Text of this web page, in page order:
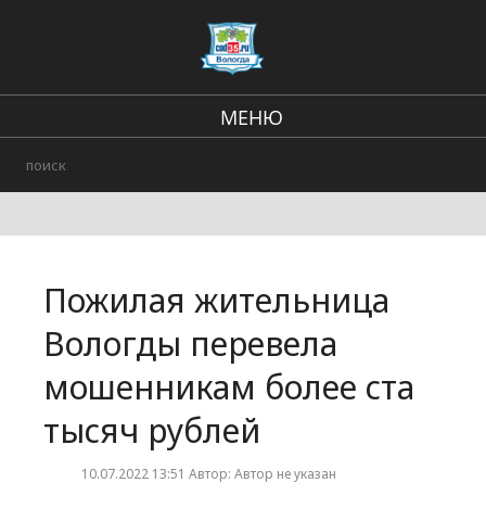
МЕНЮ
Городские события
Пожилая жительница
Вологды перевела
мошенникам более ста
тысяч рублей
10.07.2022 13:51 Автор: Автор не указан